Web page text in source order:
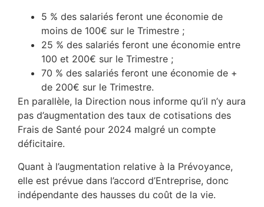
5 % des salariés feront une économie de
moins de 100€ sur le Trimestre ;
25 % des salariés feront une économie entre
100 et 200€ sur le Trimestre ;
70 % des salariés feront une économie de +
de 200€ sur le Trimestre.
En parallèle, la Direction nous informe qu’il n’y aura
pas d’augmentation des taux de cotisations des
Frais de Santé pour 2024 malgré un compte
déficitaire.
Quant à l’augmentation relative à la Prévoyance,
elle est prévue dans l’accord d’Entreprise, donc
indépendante des hausses du coût de la vie.